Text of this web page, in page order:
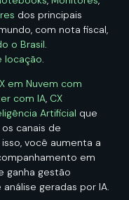
dos principais
com nota fiscal,
o Brasil
locação
em Nuvem com
com IA, CX
Artificial que
canais de
você aumenta a
em
ganha gestão
geradas por IA.